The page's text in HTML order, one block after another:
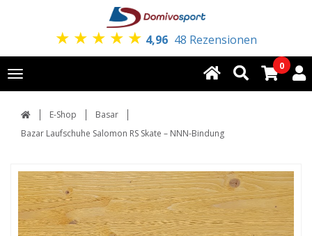
★ ★ ★ ★ ★ 4,96 48 Rezensionen
Toggle
navigation
0
E-Shop
Basar
Bazar Laufschuhe Salomon RS Skate – NNN-Bindung